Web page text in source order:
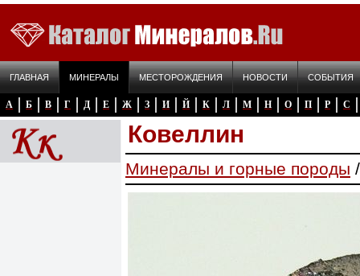
ГЛАВНАЯ МИНЕРАЛЫ МЕСТОРОЖДЕНИЯ НОВОСТИ СОБЫТИЯ
А Б В Г Д Е Ж З И Й К Л М Н О П Р С
Ковеллин
Минералы и горные породы